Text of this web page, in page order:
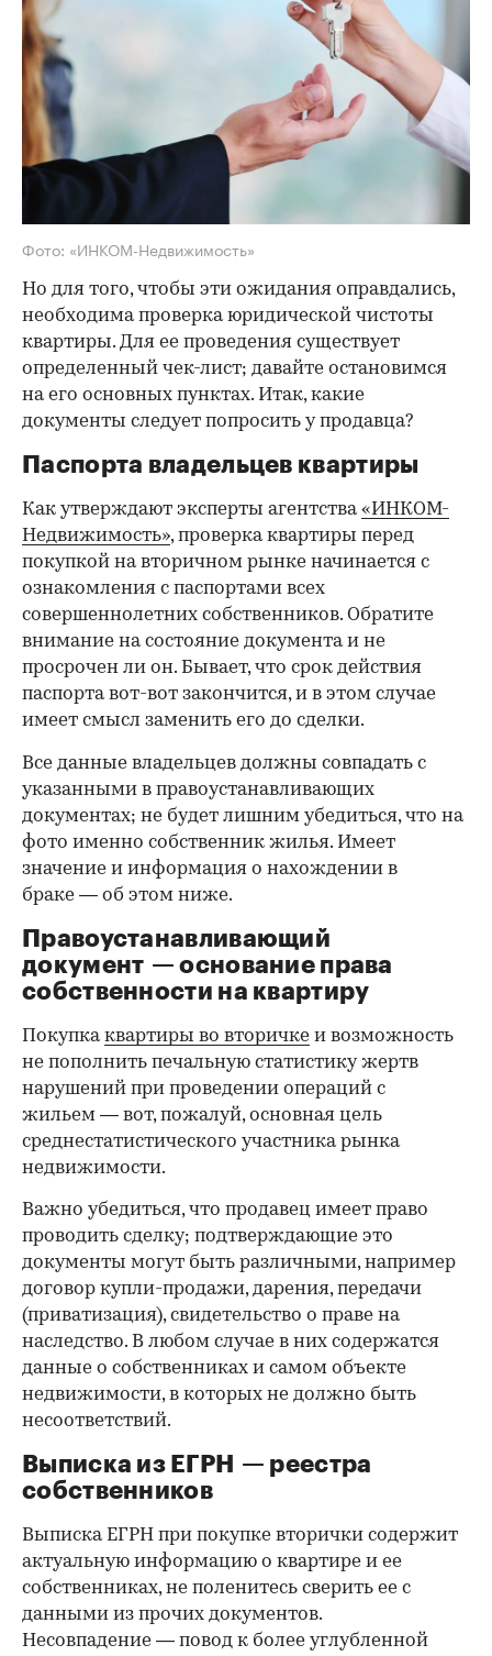
Фото: «ИНКОМ-Недвижимость»
Но для того, чтобы эти ожидания оправдались,
необходима проверка юридической чистоты
квартиры. Для ее проведения существует
определенный чек-лист; давайте остановимся
на его основных пунктах. Итак, какие
документы следует попросить у продавца?
Паспорта владельцев квартиры
Как утверждают эксперты агентства«ИНКОМ-
Недвижимость», проверка квартиры перед
покупкой на вторичном рынке начинается с
ознакомления с паспортами всех
совершеннолетних собственников. Обратите
внимание на состояние документа и не
просрочен ли он. Бывает, что срок действия
паспорта вот-вот закончится, и в этом случае
имеет смысл заменить его до сделки.
00:00 / 00:00
Все данные владельцев должны совпадать с
указанными в правоустанавливающих
документах; не будет лишним убедиться, что на
фото именно собственник жилья. Имеет
значение и информация о нахождении в
браке — об этом ниже.
Правоустанавливающий
документ — основание права
собственности на квартиру
Покупкаквартиры во вторичке и возможность
не пополнить печальную статистику жертв
нарушений при проведении операций с
жильем — вот, пожалуй, основная цель
среднестатистического участника рынка
недвижимости.
Важно убедиться, что продавец имеет право
проводить сделку; подтверждающие это
документы могут быть различными, например
договор купли-продажи, дарения, передачи
(приватизация), свидетельство о праве на
наследство. В любом случае в них содержатся
данные о собственниках и самом объекте
недвижимости, в которых не должно быть
несоответствий.
Выписка из ЕГРН — реестра
собственников
Выписка ЕГРН при покупке вторички содержит
актуальную информацию о квартире и ее
собственниках, не поленитесь сверить ее с
данными из прочих документов.
Несовпадение — повод к более углубленной